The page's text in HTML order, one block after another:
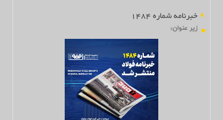
خبرنامه شماره 1484
زير عنوان: